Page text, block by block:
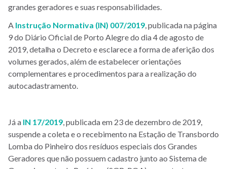
grandes geradores e suas responsabilidades.
A Instrução Normativa (IN) 007/2019, publicada na página
9 do Diário Oficial de Porto Alegre do dia 4 de agosto de
2019, detalha o Decreto e esclarece a forma de aferição dos
volumes gerados, além de estabelecer orientações
complementares e procedimentos para a realização do
autocadastramento.
Já a IN 17/2019, publicada em 23 de dezembro de 2019,
suspende a coleta e o recebimento na Estação de Transbordo
Lomba do Pinheiro dos resíduos especiais dos Grandes
Geradores que não possuem cadastro junto ao Sistema de